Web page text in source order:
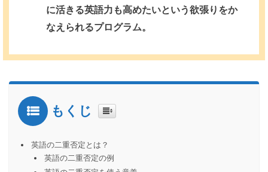
に活きる英語力も高めたいという欲張りをか
なえられるプログラム。
もくじ
英語の二重否定とは？
英語の二重否定の例